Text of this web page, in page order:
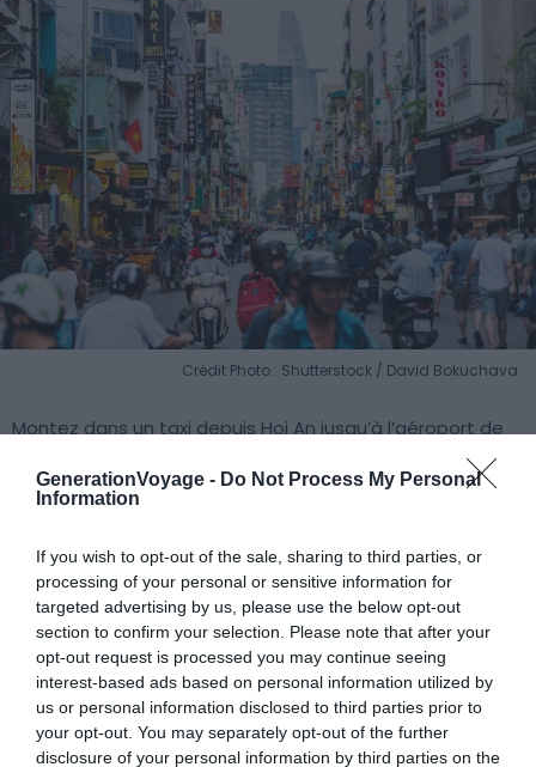
GenerationVoyage - Do Not Process My Personal
Information
If you wish to opt-out of the sale, sharing to third parties, or
processing of your personal or sensitive information for
targeted advertising by us, please use the below opt-out
section to confirm your selection. Please note that after your
opt-out request is processed you may continue seeing
interest-based ads based on personal information utilized by
us or personal information disclosed to third parties prior to
your opt-out. You may separately opt-out of the further
disclosure of your personal information by third parties on the
Crédit Photo : Shutterstock / David Bokuchava
Montez dans un taxi depuis Hoi An jusqu’à l’aéroport de
(HCMV) en 1h15.Cette destination dépayse
millions d’habitants, des flux de scooters ininterrompus,
et une énergie urbaine qui n’a rien à voir avec Hanoï.
Vietjet et Bamboo Airways couvrent cette liaison à des
tarifs souvent inférieurs à 40 € si vous réservez à
l’avance. À noter que les bagages en soute sont en